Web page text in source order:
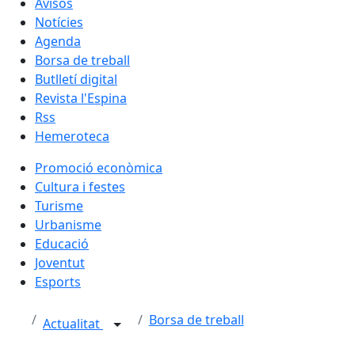
Notícies
Agenda
Borsa de treball
Butlletí digital
Revista l'Espina
Rss
Hemeroteca
Promoció econòmica
Cultura i festes
Turisme
Urbanisme
Educació
Joventut
Esports
Actualitat Borsa de treball